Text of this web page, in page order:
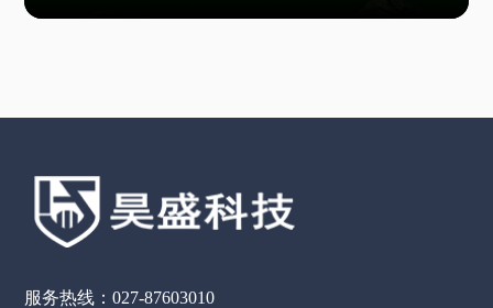
中心项目工程
服务热线：027-87603010